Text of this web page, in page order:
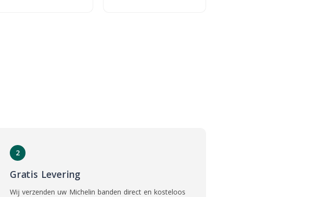
2
Gratis Levering
Wij verzenden uw Michelin banden direct en kosteloos